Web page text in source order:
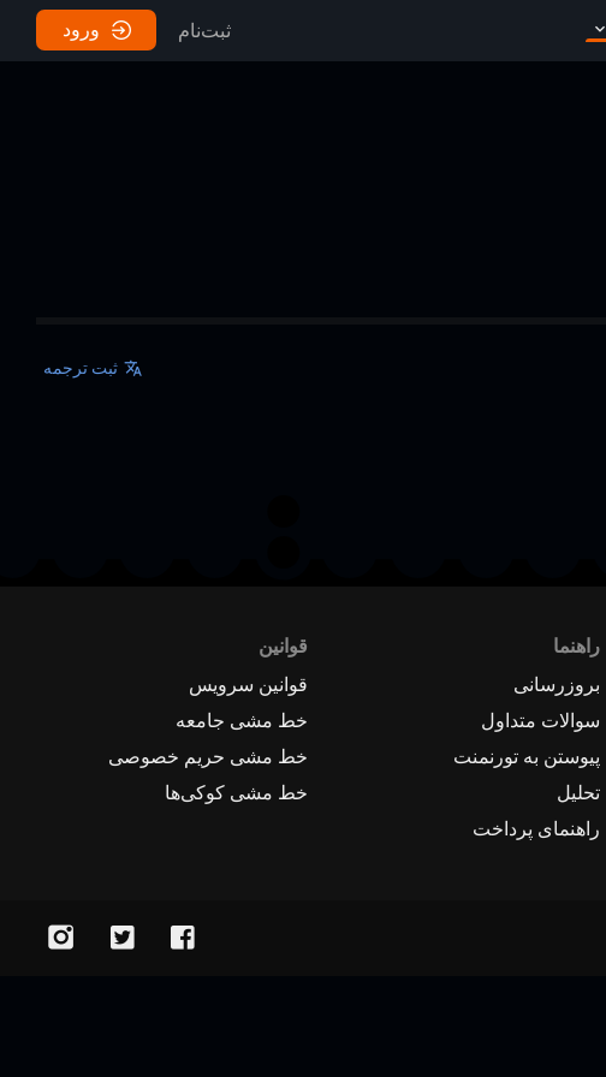
ثبت‌نام ورود
ثبت ترجمه
راهنما
بروزرسانی
سوالات متداول
پیوستن به تورنمنت
تحلیل
راهنمای پرداخت
قوانین
قوانین سرویس
خط مشی جامعه
خط مشی حریم خصوصی
خط مشی کوکی‌ها